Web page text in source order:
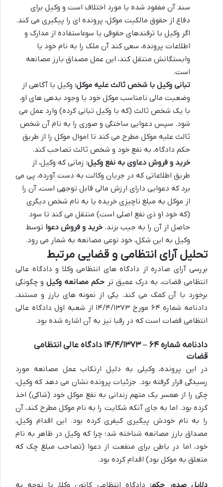
سند آن مفقود شده یا مورد اختلاف است و وکیل برای
دفاع از حقوق مالکیت موکل، پرونده ای را پیگیری می کند.
اگر وکیل با ترفندهای حقوقی یا سوءاستفاده از مدارک و
اطلاعات پرونده، سعی کند آن ملک را به نام خود یا
وابستگانش منتقل کند، این عمل مصداق بارز مصانعه
است.
تبانی وکیل با شخص ثالث علیه موکل: وکیل با آگاهی از
وضعیت مالی نامناسب موکل خود یا وجود بدهی های او،
با یک شخص ثالث (که با وکیل تبانی کرده) وارد عمل می
شود. سپس دعوایی ساختگی و صوری را به نام آن شخص
ثالث علیه موکل مطرح می کند تا اموال موکل را از طریق
حکم دادگاه، به نفع خود و شخص ثالث تصاحب کند.
خرید و فروش دعاوی به نفع وکیل: زمانی که وکیل، از
طریق اطلاعاتی که در جریان وکالت به دست آورده، پی می
برد که دعوایی دارای ارزش مالی قابل توجهی است، آن را
از موکل به مبلغ ناچیزی خریده یا به نام شخص دیگری
(که خود او ذی نفع اصلی است) منتقل می کند تا سود
حاصل از آن را به جیب بزند. خرید و فروش دعوا توسط
وکیل به این شکل، خود نوعی مصانعه به شمار می رود.
تحلیل آرای انتظامی و قضایی مرتبط
بررسی آرای صادره از دادگاه های انتظامی وکلا و دادگاه عالی
انتظامی قضات، به درک عمیق تر حکم مصانعه وکیلو چگونگی
برخورد با آن کمک می کند. یکی از نمونه های بارز و مستند،
دادنامه شماره ۶۴ مورخ ۱۴/۴/۱۳۷۳ از شعبه اول دادگاه عالی
انتظامی قضات است که در رقبا نیز به آن اشاره شده بود.
دادنامه شماره ۶۴ – ۱۴/۴/۱۳۷۳ دادگاه عالی انتظامی
قضات
در این پرونده، وکیلی به دلیل ارتکاب عمل مصانعه مورد
رسیدگی قرار گرفته بود. جزئیات پرونده نشان می دهد که وکیل،
چکی را از همسر یک متهم زندانی به نفع موکل خود (شاکی) اخذ
کرده بود. اما به جای آنکه شکایت را به نام موکل مطرح کند، آن
را به نام خودش پیگیری کیفری کرده بود. این اقدام وکیل،
مصداق بارز مصانعه شناخته شد؛ چرا که وکیل در ظاهر به نام
خود، اما در باطن برای منفعت از دعوا (تصاحب مبلغ چک که
متعلق به موکل بود) اقدام کرده بود.
دلایل صدور حکم: دادگاه انتظامی کانون وکلا، با توجه به